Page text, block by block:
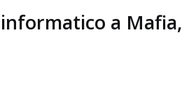
a Mafia,